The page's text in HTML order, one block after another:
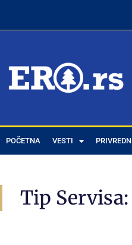
POČETNA VESTI
Tip